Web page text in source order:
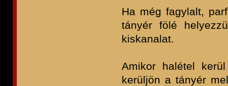
Ha még fagylalt,
tányér fölé
kiskanalat.
Amikor halétel
kerüljön a tányér